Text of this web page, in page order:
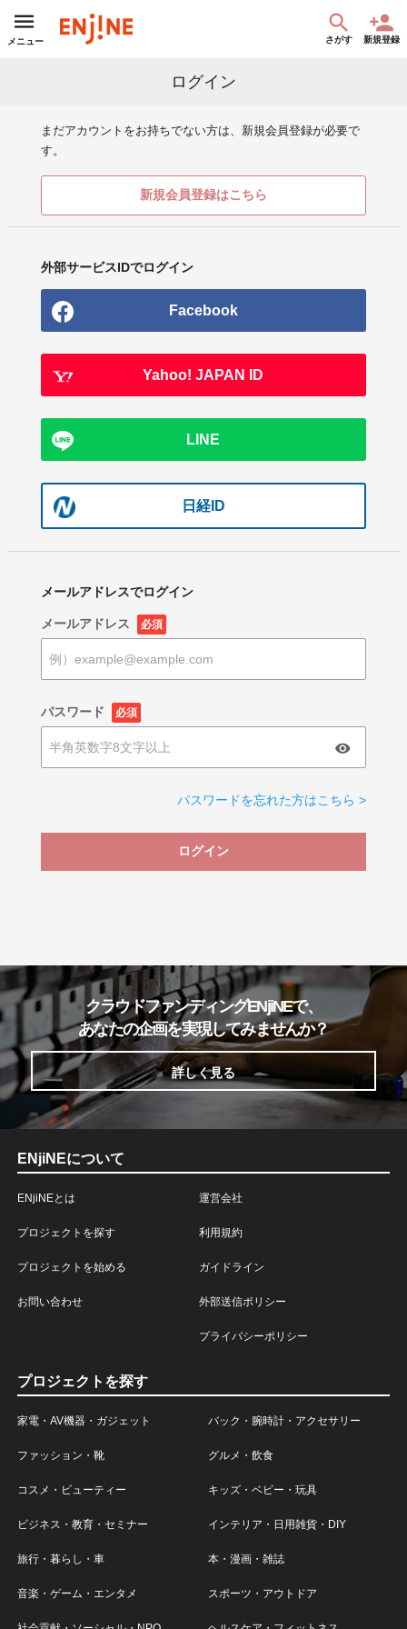
メニュー さがす 新規登録
ログイン
まだアカウントをお持ちでない方は、新規会員登録が必要で
す。
新規会員登録はこちら
外部サービスIDでログイン
Facebook
Yahoo! JAPAN ID
LINE
日経ID
メールアドレスでログイン
メールアドレス 必須
パスワード 必須
パスワードを忘れた方はこちら >
ログイン
クラウドファンディングENjiNEで、
あなたの企画を実現してみませんか？
詳しく見る
ENjiNEについて
ENjiNEとは
プロジェクトを探す
プロジェクトを始める
お問い合わせ
運営会社
利用規約
ガイドライン
外部送信ポリシー
プライバシーポリシー
プロジェクトを探す
家電・AV機器・ガジェット バック・腕時計・アクセサリー
ファッション・靴 グルメ・飲食
コスメ・ビューティー キッズ・ベビー・玩具
ビジネス・教育・セミナー インテリア・日用雑貨・DIY
旅行・暮らし・車 本・漫画・雑誌
音楽・ゲーム・エンタメ スポーツ・アウトドア